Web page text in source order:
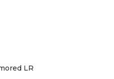
LR